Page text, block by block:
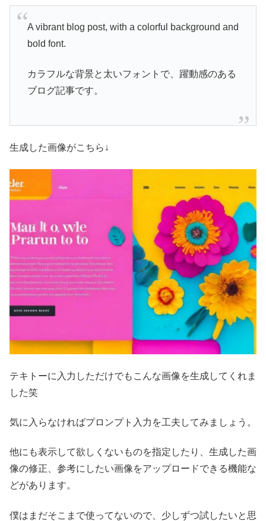
A vibrant blog post, with a colorful background and
bold font.
カラフルな背景と太いフォントで、躍動感のある
ブログ記事です。
生成した画像がこちら↓
テキトーに入力しただけでもこんな画像を生成してくれま
した笑
気に入らなければプロンプト入力を工夫してみましょう。
他にも表示して欲しくないものを指定したり、生成した画
像の修正、参考にしたい画像をアップロードできる機能な
どがあります。
僕はまだそこまで使ってないので、少しずつ試したいと思